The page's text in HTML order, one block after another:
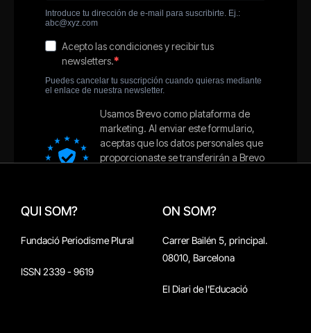
QUI SOM?
Fundació Periodisme Plural
ISSN 2339 - 9619
ON SOM?
Carrer Bailén 5, principal.
08010, Barcelona
El Diari de l'Educació